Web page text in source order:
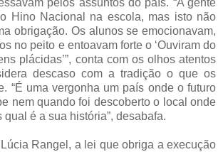
pelos assuntos do país. “A gente
Hino Nacional na escola, mas isto não
obrigação. Os alunos se emocionavam,
no peito e entoavam forte o ‘Ouviram do
plácidas’”, conta com os olhos atentos
descaso com a tradição o que os
“É uma vergonha um país onde o futuro
nem quando foi descoberto o local onde
é a sua história”, desabafa.
Rangel, a lei que obriga a execução